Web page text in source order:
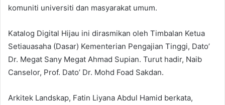
komuniti universiti dan masyarakat umum.
Katalog Digital Hijau ini dirasmikan oleh Timbalan Ketua
Setiauasaha (Dasar) Kementerian Pengajian Tinggi, Dato’
Dr. Megat Sany Megat Ahmad Supian. Turut hadir, Naib
Canselor, Prof. Dato’ Dr. Mohd Foad Sakdan.
Arkitek Landskap, Fatin Liyana Abdul Hamid berkata,